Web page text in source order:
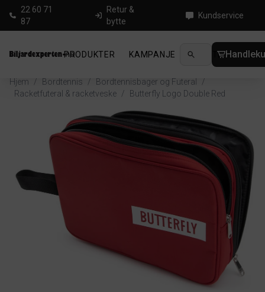
22 60 71
87
Retur &
bytte
Kundservice
PRODUKTER KAMPANJE NYHETER
Hjem / Bordtennis / Bordtennisbager og Futeral
/
Racketfuteral & racketveske / Butterfly Logo Double Red